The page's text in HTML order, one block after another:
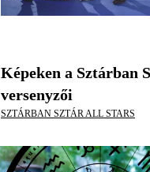
Képeken a Sztárban
versenyzői
SZTÁRBAN SZTÁR ALL STARS